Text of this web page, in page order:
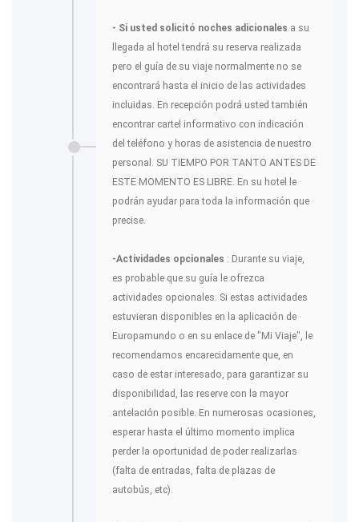
- Si usted solicitó noches adicionales a su
llegada al hotel tendrá su reserva realizada
pero el guía de su viaje normalmente no se
encontrará hasta el inicio de las actividades
incluidas. En recepción podrá usted también
encontrar cartel informativo con indicación
del teléfono y horas de asistencia de nuestro
personal. SU TIEMPO POR TANTO ANTES DE
ESTE MOMENTO ES LIBRE. En su hotel le
podrán ayudar para toda la información que
precise.
-Actividades opcionales : Durante su viaje,
es probable que su guía le ofrezca
actividades opcionales. Si estas actividades
estuvieran disponibles en la aplicación de
Europamundo o en su enlace de "Mi Viaje", le
recomendamos encarecidamente que, en
caso de estar interesado, para garantizar su
disponibilidad, las reserve con la mayor
antelación posible. En numerosas ocasiones,
esperar hasta el último momento implica
perder la oportunidad de poder realizarlas
(falta de entradas, falta de plazas de
autobús, etc).